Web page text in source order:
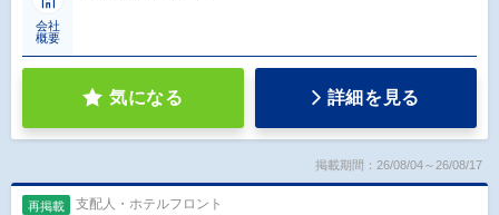
会社
概要
気になる 詳細を見る
掲載期間：26/08/04～26/08/17
再掲載 支配人・ホテルフロント